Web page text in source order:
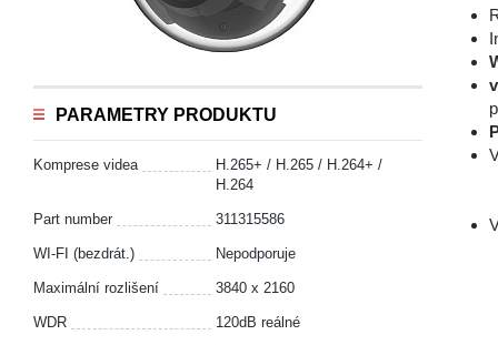
PARAMETRY PRODUKTU
Komprese videa
H.265+ / H.265 / H.264+ /
H.264
Part number 311315586
WI-FI (bezdrát.) Nepodporuje
Maximální rozlišení 3840 x 2160
WDR 120dB reálné